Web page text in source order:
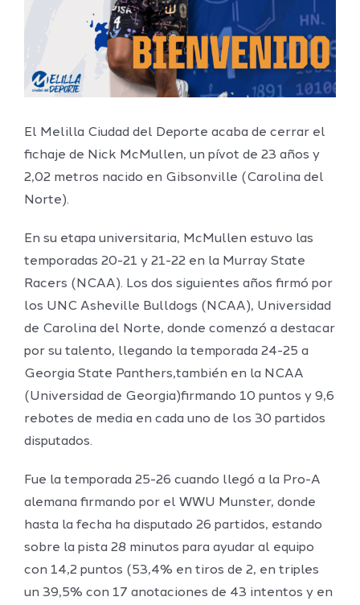
El Melilla Ciudad del Deporte acaba de cerrar el
fichaje de Nick McMullen, un pívot de 23 años y
2,02 metros nacido en Gibsonville (Carolina del
Norte).
En su etapa universitaria, McMullen estuvo las
temporadas 20-21 y 21-22 en la Murray State
Racers (NCAA). Los dos siguientes años firmó por
los UNC Asheville Bulldogs (NCAA), Universidad
de Carolina del Norte, donde comenzó a destacar
por su talento, llegando la temporada 24-25 a
Georgia State Panthers,también en la NCAA
(Universidad de Georgia)firmando 10 puntos y 9,6
rebotes de media en cada uno de los 30 partidos
disputados.
Fue la temporada 25-26 cuando llegó a la Pro-A
alemana firmando por el WWU Munster, donde
hasta la fecha ha disputado 26 partidos, estando
sobre la pista 28 minutos para ayudar al equipo
con 14,2 puntos (53,4% en tiros de 2, en triples
un 39,5% con 17 anotaciones de 43 intentos y en